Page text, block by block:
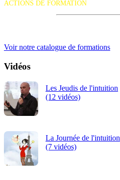
ACTIONS DE FORMATION
Voir notre catalogue de formations
Vidéos
Les Jeudis de l'intuition
(12 vidéos)
La Journée de l'intuition
(7 vidéos)